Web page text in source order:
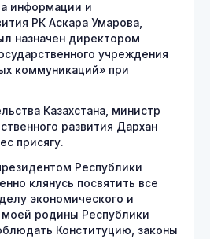
информации и
РК Аскара Умарова,
назначен директором
учреждения
коммуникаций» при
Казахстана, министр
развития Дархан
присягу.
Республики
клянусь посвятить все
экономического и
моей родины Республики
Конституцию, законы